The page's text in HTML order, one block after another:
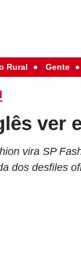
Rural Gente
ver
vira SP
dos desfiles